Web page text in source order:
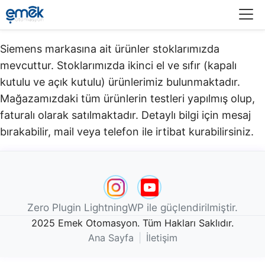
Siemens markasına ait ürünler stoklarımızda
mevcuttur. Stoklarımızda ikinci el ve sıfır (kapalı
kutulu ve açık kutulu) ürünlerimiz bulunmaktadır.​
Mağazamızdaki tüm ürünlerin testleri yapılmış olup,
faturalı olarak satılmaktadır. Detaylı bilgi için mesaj
bırakabilir, mail veya telefon ile irtibat kurabilirsiniz.
Zero Plugin LightningWP ile güçlendirilmiştir.
2025 Emek Otomasyon. Tüm Hakları Saklıdır.
Ana Sayfa
İletişim